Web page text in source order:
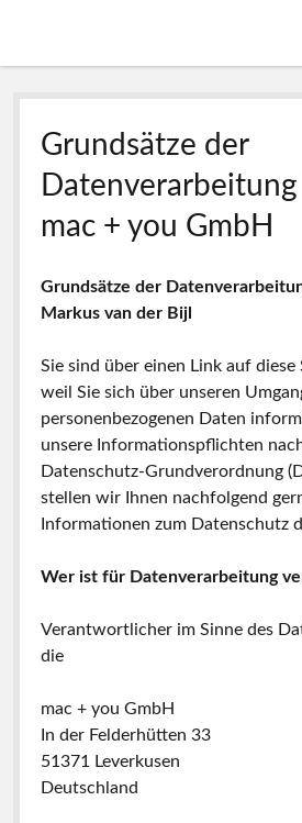
Menü
Apple
Training
IT-Services
KanzLaw
Datenschutz
NAS
Branchenlösungen Menü
Für Selbstständige
Für Agenturen & Kreative
Für Kanzleien
Über Uns Menü
Bewertungen
Wissen & Blog Menü
öffnen
Apple-News
Blog
öffnen
Office
Fernwartung
Datenschutz
öffnen
Datenzugriffsanfrage
Impressum
phone
Grundsätze der
mac + you GmbH
Grundsätze der
Markus van der Bijl
Sie sind über einen Link auf diese
weil Sie sich über unseren
personenbezogenen Daten
unsere Informationspflichten
Datenschutz-Grundverordnung
stellen wir Ihnen nachfolgend
Informationen zum Datenschutz
Wer ist für Datenverarbeitung
Verantwortlicher im Sinne des
die
mac + you GmbH
In der Felderhütten 33
51371 Leverkusen
Deutschland